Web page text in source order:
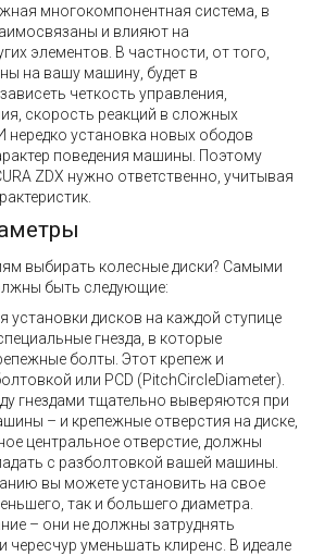
многокомпонентная система, в
и влияют на
элементов. В частности, от того,
на вашу машину, будет в
четкость управления,
скорость реакций в сложных
нередко установка новых ободов
поведения машины. Поэтому
ZDX нужно ответственно, учитывая
выбирать колесные диски? Самыми
быть следующие:
установки дисков на каждой ступице
гнезда, в которые
болты. Этот крепеж и
или PCD (PitchCircleDiameter).
гнездами тщательно выверяются при
– и крепежные отверстия на диске,
центральное отверстие, должны
с разболтовкой вашей машины.
вы можете установить на свое
так и большего диаметра.
– они не должны затруднять
чересчур уменьшать клиренс. В идеале